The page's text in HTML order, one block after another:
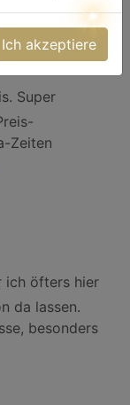
Super
Zeiten
ich öfters hier
da lassen.
besonders
Ich akzeptiere